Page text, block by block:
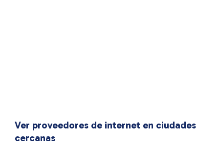
Ver proveedores de internet en ciudades
cercanas